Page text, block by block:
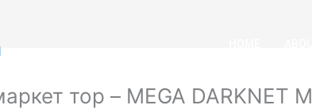
тор – MEGA DARKNET